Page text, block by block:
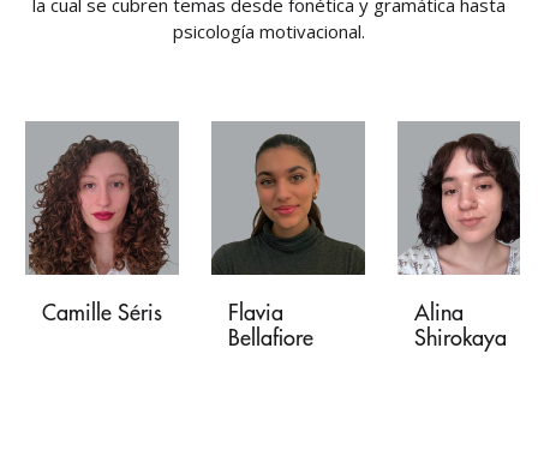
psicología motivacional.
Camille Séris
Flavia
Bellafiore
Alina
Shirokaya